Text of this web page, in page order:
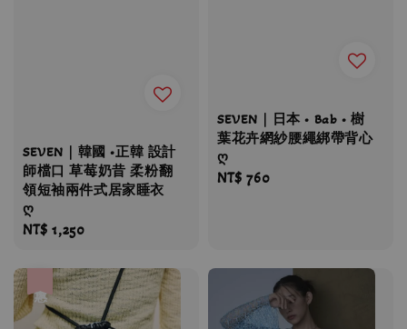
SEVEN｜韓國 •正韓 設計
師檔口 草莓奶昔 柔粉翻
領短袖兩件式居家睡衣
ღ
Regular
NT$ 1,250
SEVEN｜日本 • Bab • 樹
葉花卉網紗腰繩綁帶背心
ღ
Regular
NT$ 760